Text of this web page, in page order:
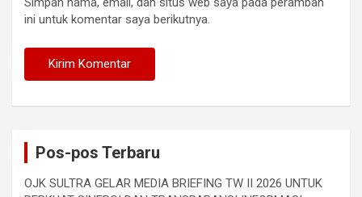
ini untuk komentar saya berikutnya.
Pos-pos Terbaru
OJK SULTRA GELAR MEDIA BRIEFING TW II 2026 UNTUK